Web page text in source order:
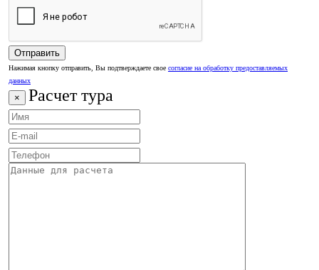
Нажимая кнопку отправить, Вы подтверждаете свое согласие на обработку предоставляемых
данных
× Расчет тура